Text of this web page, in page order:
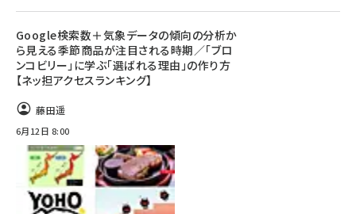
Google検索数＋気象データの傾向の分析か
ら見える季節商品が注目される時期／「ブロ
ンコビリー」に学ぶ「選ばれる理由」の作り方
【ネッ担アクセスランキング】
藤田遥
6月12日 8:00